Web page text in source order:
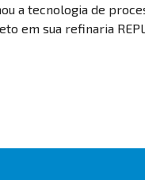
a tecnologia de
em sua refinaria